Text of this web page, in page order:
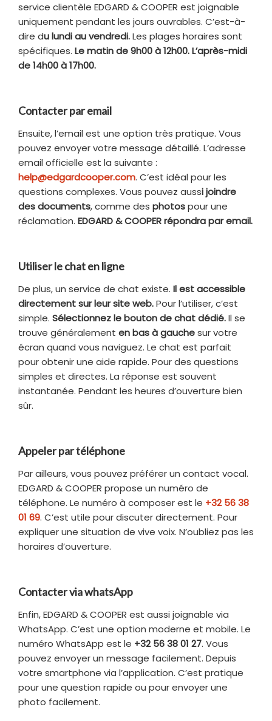
service clientèle EDGARD & COOPER est joignable
uniquement pendant les jours ouvrables. C’est-à-
dire du lundi au vendredi.Les plages horaires sont
spécifiques. Le matin de 9h00 à 12h00.L’après-midi
de 14h00 à 17h00.
Contacter par email
Ensuite, l’email est une option très pratique. Vous
pouvez envoyer votre message détaillé. L’adresse
email officielle est la suivante :
help@edgardcooper.com. C’est idéal pour les
questions complexes. Vous pouvez aussi joindre
des documents, comme des photospour une
réclamation. EDGARD & COOPER répondra par email.
Utiliser le chat en ligne
De plus, un service de chat existe. Il est accessible
directement sur leur site web.Pour l’utiliser, c’est
simple. Sélectionnez le bouton de chat dédié.Il se
trouve généralement en bas à gauchesur votre
écran quand vous naviguez. Le chat est parfait
pour obtenir une aide rapide. Pour des questions
simples et directes. La réponse est souvent
instantanée. Pendant les heures d’ouverture bien
sûr.
Appeler par téléphone
Par ailleurs, vous pouvez préférer un contact vocal.
EDGARD & COOPER propose un numéro de
téléphone. Le numéro à composer est le +32 56 38
01 69. C’est utile pour discuter directement. Pour
expliquer une situation de vive voix. N’oubliez pas les
horaires d’ouverture.
Contacter via whatsApp
Enfin, EDGARD & COOPER est aussi joignable via
WhatsApp. C’est une option moderne et mobile. Le
numéro WhatsApp est le +32 56 38 01 27. Vous
pouvez envoyer un message facilement. Depuis
votre smartphone via l’application. C’est pratique
pour une question rapide ou pour envoyer une
photo facilement.